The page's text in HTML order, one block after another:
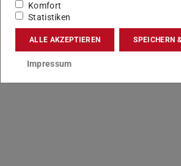
Fördermittel – nicht immer
Komfort
Statistiken
ALLE AKZEPTIEREN SPEICHERN
Impressum